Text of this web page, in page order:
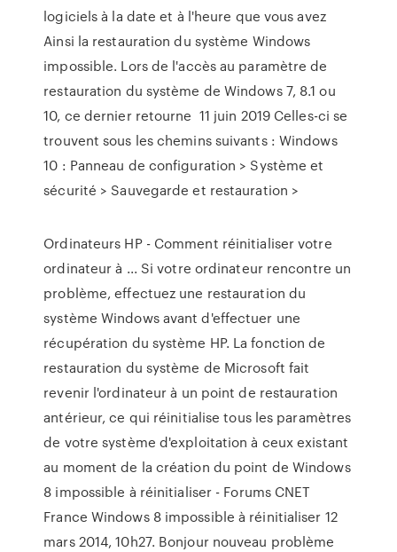
logiciels à la date et à l'heure que vous avez
Ainsi la restauration du système Windows
impossible. Lors de l'accès au paramètre de
restauration du système de Windows 7, 8.1 ou
10, ce dernier retourne 11 juin 2019 Celles-ci se
trouvent sous les chemins suivants : Windows
10 : Panneau de configuration > Système et
sécurité > Sauvegarde et restauration >
Ordinateurs HP - Comment réinitialiser votre
ordinateur à ... Si votre ordinateur rencontre un
problème, effectuez une restauration du
système Windows avant d'effectuer une
récupération du système HP. La fonction de
restauration du système de Microsoft fait
revenir l'ordinateur à un point de restauration
antérieur, ce qui réinitialise tous les paramètres
de votre système d'exploitation à ceux existant
au moment de la création du point de Windows
8 impossible à réinitialiser - Forums CNET
France Windows 8 impossible à réinitialiser 12
mars 2014, 10h27. Bonjour nouveau problème